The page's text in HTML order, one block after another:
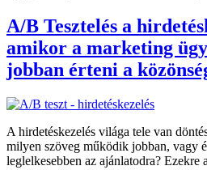
A/B Tesztelés a
amikor a marketing
jobban érteni a
A hirdetéskezelés világa tele van
milyen szöveg működik jobban, vagy
leglelkesebben az ajánlatodra? Ezekre